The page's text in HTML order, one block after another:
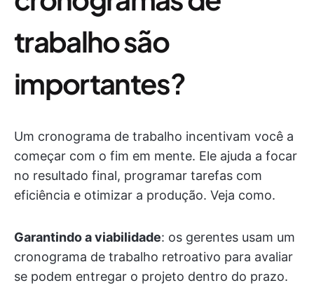
trabalho são
importantes?
Um cronograma de trabalho incentivam você a
começar com o fim em mente. Ele ajuda a focar
no resultado final, programar tarefas com
eficiência e otimizar a produção. Veja como.
Garantindo a viabilidade: os gerentes usam um
cronograma de trabalho retroativo para avaliar
se podem entregar o projeto dentro do prazo.